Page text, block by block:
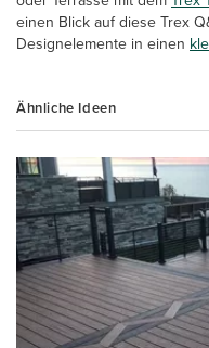
einen Blick auf diese Trex
Designelemente in einen
Ähnliche Ideen